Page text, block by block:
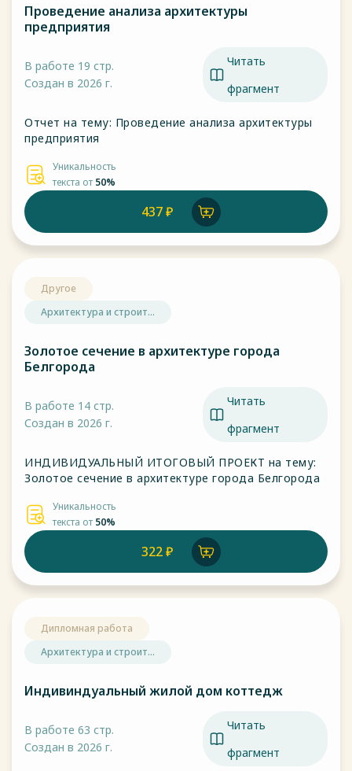
Проведение анализа архитектуры
предприятия
В работе 19 стр.
Создан в 2026 г.
Читать
фрагмент
Отчет на тему: Проведение анализа архитектуры
предприятия
Уникальность
текста от 50%
437 ₽
Другое
Архитектура и строит...
Золотое сечение в архитектуре города
Белгорода
В работе 14 стр.
Создан в 2026 г.
Читать
фрагмент
ИНДИВИДУАЛЬНЫЙ ИТОГОВЫЙ ПРОЕКТ на тему:
Золотое сечение в архитектуре города Белгорода
Уникальность
текста от 50%
322 ₽
Дипломная работа
Архитектура и строит...
Индивиндуальный жилой дом коттедж
В работе 63 стр.
Создан в 2026 г.
Читать
фрагмент